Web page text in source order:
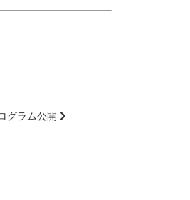
グラム公開